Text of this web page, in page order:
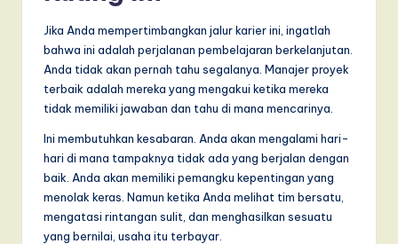
Jika Anda mempertimbangkan jalur karier ini, ingatlah
bahwa ini adalah perjalanan pembelajaran berkelanjutan.
Anda tidak akan pernah tahu segalanya. Manajer proyek
terbaik adalah mereka yang mengakui ketika mereka
tidak memiliki jawaban dan tahu di mana mencarinya.
Ini membutuhkan kesabaran. Anda akan mengalami hari-
hari di mana tampaknya tidak ada yang berjalan dengan
baik. Anda akan memiliki pemangku kepentingan yang
menolak keras. Namun ketika Anda melihat tim bersatu,
mengatasi rintangan sulit, dan menghasilkan sesuatu
yang bernilai, usaha itu terbayar.